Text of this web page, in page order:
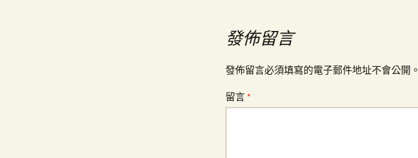
發佈留言
發佈留言必須填寫的電子郵件地址不會公開。
留言 *